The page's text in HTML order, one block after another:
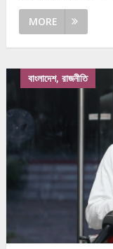
MORE
বাংলাদেশ, রাজনীতি